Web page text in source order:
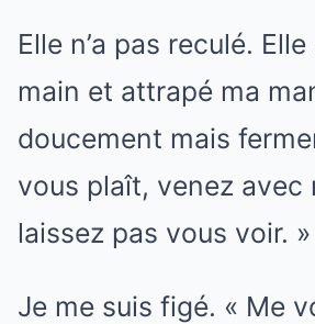
Elle n’a pas reculé.
main et attrapé ma
doucement mais
vous plaît, venez avec
laissez pas vous voir. »
Je me suis figé. « Me